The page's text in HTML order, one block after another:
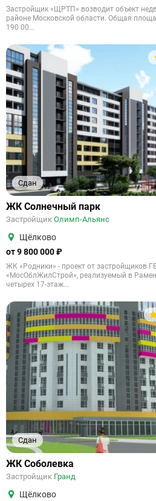
Застройщик «ЩРТП» возводит объект
районе Московской области. Общая
190 00...
Сдан
ЖК Солнечный парк
Застройщик Олимп-Альянс
Щёлково
от 9 800 000 ₽
ЖК «Родники» - проект от застройщиков
«МосОблЖилСтрой», реализуемый в
четырех 17-этаж...
Сдан
ЖК Соболевка
Застройщик Гранд
Щёлково